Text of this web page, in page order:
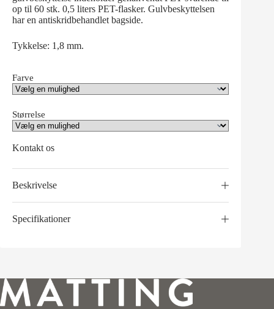
op til 60 stk. 0,5 liters PET-flasker. Gulvbeskyttelsen
har en antiskridbehandlet bagside.
Tykkelse: 1,8 mm.
Farve
Størrelse
Kontakt os
Beskrivelse
Specifikationer